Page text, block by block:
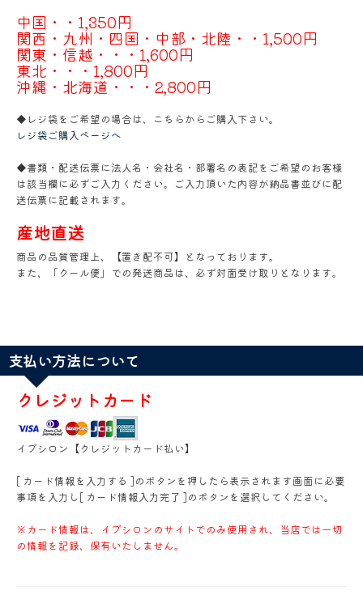
中国・・1,350円
関西・九州・四国・中部・北陸・・1,500円
関東・信越・・・1,600円
東北・・・1,800円
沖縄・北海道・・・2,800円
◆レジ袋をご希望の場合は、こちらからご購入下さい。
レジ袋ご購入ページへ
◆書類・配送伝票に法人名・会社名・部署名の表記をご希望のお客様
は該当欄に必ずご入力ください。ご入力頂いた内容が納品書並びに配
送伝票に記載されます。
産地直送
商品の品質管理上、【置き配不可】となっております。
また、「クール便」での発送商品は、必ず対面受け取りとなります。
支払い方法について
クレジットカード
イプシロン【クレジットカード払い】
[ カード情報を入力する ]のボタンを押したら表示されます画面に必要
事項を入力し[ カード情報入力完了 ]のボタンを選択してください。
※カード情報は、イプシロンのサイトでのみ使用され、当店では一切
の情報を記録、保有いたしません。